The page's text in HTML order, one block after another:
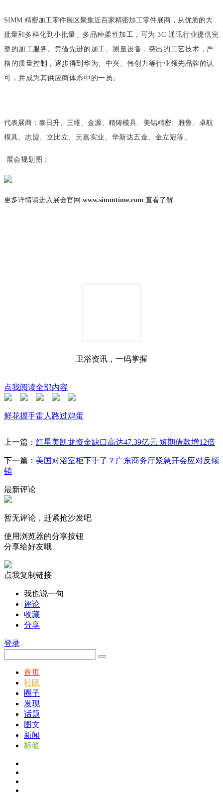
SIMM 精密加工零件展区聚集近百家精密加工零件展商，从优质的大
批量和 多样化到小批量、多品种柔性加工，可为 3C 通讯行业提供完
整的加工服务。凭借先进的加工、测量设备，突出的工艺技术，严
格的质量控制，逐步得到华为、 中兴、伟创力等行业领先品牌的认
可，并成为其供应商体系中的一员。
代表展商：泰日升、三维、金源、精铸模具、美铝精密、雅鲁、卓航
模具、 志盟、立比立、元嘉实业、华新达五金、金立冠等。
展会规划图：
更多详情请进入展会官网 www.simmtime.com 查看了解
卫浴资讯，一码掌握
点我阅读全部内容
鲜花握手雷人 路过鸡蛋
上一篇： 红星美凯龙资金缺口高达47.39亿元 短期借款增12倍
下一篇： 美国对浴室柜下手了？广东商务厅紧急开会应对反倾
销
最新评论
暂无评论，赶紧抢沙发吧
使用浏览器的分享按钮
分享给好友哦
点我复制链接
我也说一句
评论
收藏
分享
登录
首页
社区
圈子
发现
话题
图文
新闻
标签